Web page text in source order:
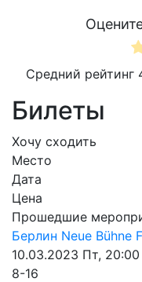
Средний рейтинг
Билеты
Хочу сходить
Место
Дата
Цена
Прошедшие
Берлин Neue Bühne
10.03.2023 Пт, 20:00
8-16